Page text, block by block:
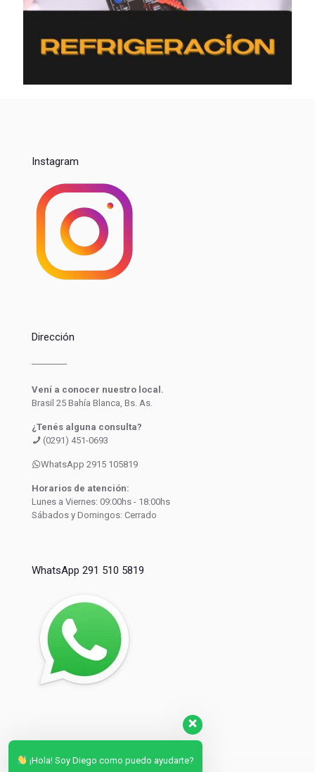
Instagram
Dirección
Vení a conocer nuestro local.
Brasil 25 Bahía Blanca, Bs. As.
¿Tenés alguna consulta?
(0291) 451-0693
WhatsApp 2915 105819
Horarios de atención:
Lunes a Viernes: 09:00hs - 18:00hs
Sábados y Domingos: Cerrado
WhatsApp 291 510 5819
¡Hola! Soy Diego como puedo ayudarte?